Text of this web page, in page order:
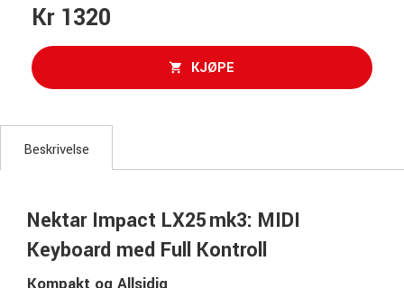
Kr 1320
KJØPE
Beskrivelse
Nektar Impact LX25 mk3: MIDI
Keyboard med Full Kontroll